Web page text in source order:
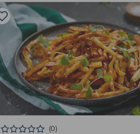
(0)